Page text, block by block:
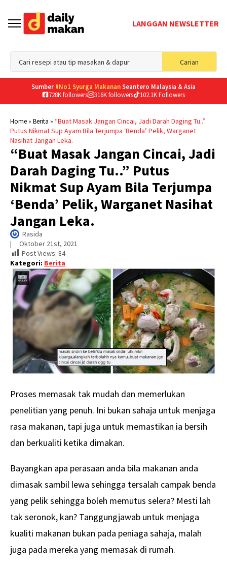
LANGGAN NEWSLETTER
Carian
for:
Sumber #No1 Syurga MakananSeantero Malaysia & Asia
728K followers
316K followers 102.1K Followers
Home» Berita » “Buat Masak Jangan Cincai, Jadi Darah Daging Tu..”
Putus Nikmat Sup Ayam Bila Terjumpa ‘Benda’ Pelik, Warganet
Nasihat Jangan Leka.
“Buat Masak Jangan Cincai, Jadi
Darah Daging Tu..” Putus
Nikmat Sup Ayam Bila Terjumpa
‘Benda’ Pelik, Warganet Nasihat
Jangan Leka.
Rasida
| Oktober 21st, 2021
Post Views: 84
Kategori: Berita
Proses memasak tak mudah dan memerlukan
penelitian yang penuh. Ini bukan sahaja untuk menjaga
rasa makanan, tapi juga untuk memastikan ia bersih
dan berkualiti ketika dimakan.
Bayangkan apa perasaan anda bila makanan anda
dimasak sambil lewa sehingga tersalah campak benda
yang pelik sehingga boleh memutus selera? Mesti lah
tak seronok, kan? Tanggungjawab untuk menjaga
kualiti makanan bukan pada peniaga sahaja, malah
juga pada mereka yang memasak di rumah.